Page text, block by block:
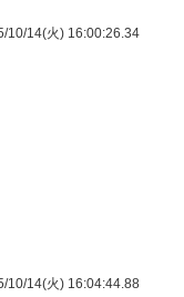
10/14(火) 16:00:26.34
10/14(火) 16:04:44.88